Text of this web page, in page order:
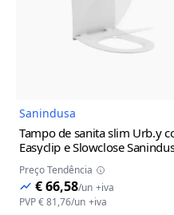
Sanindusa
Tampo de sanita slim Urb.y
Easyclip e Slowclose
Preço Tendência
€ 66,58/un +iva
PVP€ 81,76/un +iva